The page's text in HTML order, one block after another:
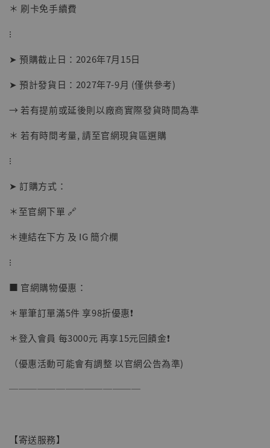
＊ 刷卡免手續費
⁝
➤ 預購截止日：2026年7月15日
➤ 預計發貨日：2027年7-9月 (僅供參考)
→ 若有提前或延後則以廠商實際發貨時間為準
＊ 若有時間考量, 請至官網現貨區選購
⁝
➤ 訂購方式：
＊至官網下單 🔗
＊連結在下方 及 IG 簡介欄
⁝
■ 官網購物優惠：
＊單筆訂單滿5件 享98折優惠❗️
＊登入會員 每3000元 再享15元回饋金❗️
（優惠活動可能會有調整 以官網公告為準)
──────────────
【寄送服務】